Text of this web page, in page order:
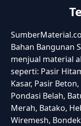
Bahan Bangunan
menjual material
seperti: Pasir
Kasar, Pasir
Pondasi Belah,
Merah, Batako,
Wiremesh,